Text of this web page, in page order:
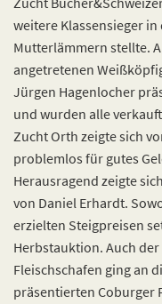
weitere Klassensieger
Mutterlämmern stellte.
angetretenen
Jürgen Hagenlocher
und wurden alle
Zucht Orth zeigte sich
problemlos für gutes
Herausragend zeigte
von Daniel Erhardt.
erzielten Steigpreisen
Herbstauktion. Auch
Fleischschafen ging an
präsentierten Coburger